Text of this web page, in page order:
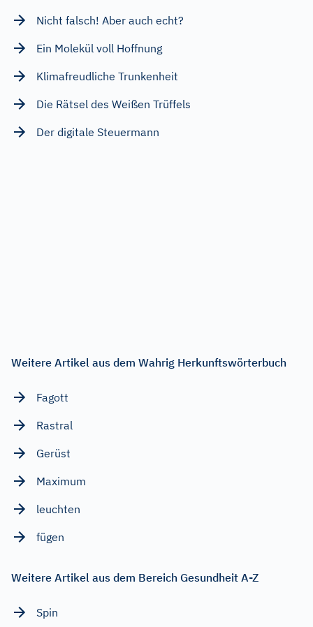
Nicht falsch! Aber auch echt?
Ein Molekül voll Hoffnung
Klimafreudliche Trunkenheit
Die Rätsel des Weißen Trüffels
Der digitale Steuermann
Weitere Artikel aus dem Wahrig Herkunftswörterbuch
Fagott
Rastral
Gerüst
Maximum
leuchten
fügen
Weitere Artikel aus dem Bereich Gesundheit A-Z
Spin